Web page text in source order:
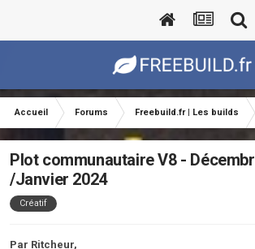
Accueil Forums Freebuild.fr | Les builds
Plot communautaire V8 -
/Janvier 2024
Créatif
Par Ritcheur,